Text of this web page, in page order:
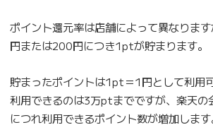
ポイント還元率は店舗によって異なりま
円または200円につき1ptが貯まります。
貯まったポイントは1pt＝1円として利用
利用できるのは3万ptまでですが、楽天の
につれ利用できるポイント数が増加します